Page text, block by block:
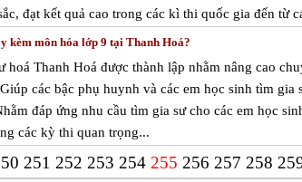
đạt kết quả cao trong các kì thi quốc gia đến từ
kèm môn hóa lớp 9 tại Thanh Hoá?
hoá Thanh Hoá được thành lập nhằm nâng cao
các bậc phụ huynh và các em học sinh tìm
đáp ứng nhu cầu tìm gia sư cho các em học
các kỳ thi quan trọng...
251 252 253 254 255 256 257 258